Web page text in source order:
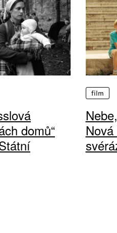
domů“
film